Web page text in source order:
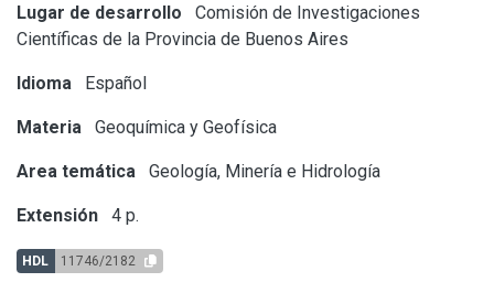
Lugar de desarrollo
Comisión de Investigaciones
Científicas de la Provincia de Buenos Aires
Idioma Español
Materia Geoquímica y Geofísica
Area temática Geología, Minería e Hidrología
Extensión 4 p.
HDL 11746/2182